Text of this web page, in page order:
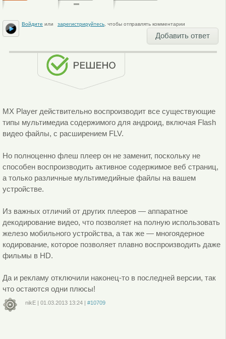
Войдите или зарегистрируйтесь, чтобы отправлять комментарии
Добавить ответ
MX Player действительно воспроизводит все существующие
типы мультимедиа содержимого для андроид, включая Flash
видео файлы, с расширением FLV.
Но полноценно флеш плеер он не заменит, поскольку не
способен воспроизводить активное содержимое веб страниц,
а только различные мультимедийные файлы на вашем
устройстве.
Из важных отличий от других плееров — аппаратное
декодирование видео, что позволяет на полную использовать
железо мобильного устройства, а так же — многоядерное
кодирование, которое позволяет плавно воспроизводить даже
фильмы в HD.
Да и рекламу отключили наконец-то в последней версии, так
что остаются одни плюсы!
nikE| 01.03.2013 13:24| #10709